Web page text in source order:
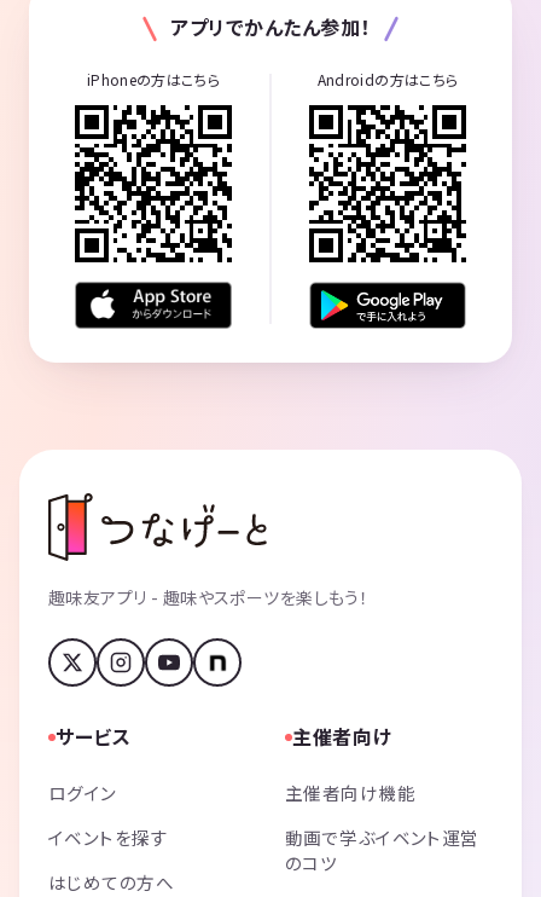
アプリでかんたん参加！
iPhoneの方はこちら Androidの方はこちら
趣味友アプリ - 趣味やスポーツを楽しもう！
サービス
ログイン
イベントを探す
はじめての方へ
主催者向け
主催者向け機能
動画で学ぶイベント運営
のコツ